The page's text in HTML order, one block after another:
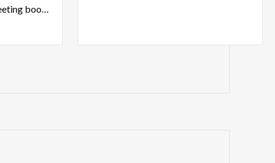
biglietteria, museo, sale meeting bookshop e molto altro